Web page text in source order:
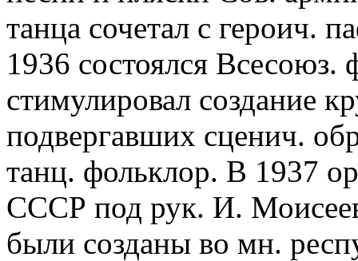
танца сочетал с героич.
1936 состоялся Всесоюз.
стимулировал создание
подвергавших сценич.
танц. фольклор. В 1937
СССР под рук. И.
были созданы во мн.